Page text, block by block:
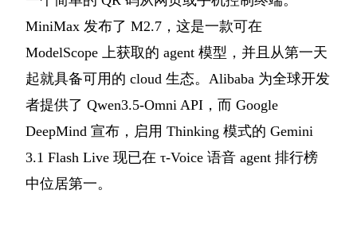
MiniMax 发布了 M2.7，这是一款可在
ModelScope 上获取的 agent 模型，并且从第一天
起就具备可用的 cloud 生态。Alibaba 为全球开发
者提供了 Qwen3.5-Omni API，而 Google
DeepMind 宣布，启用 Thinking 模式的 Gemini
3.1 Flash Live 现已在 τ-Voice 语音 agent 排行榜
中位居第一。